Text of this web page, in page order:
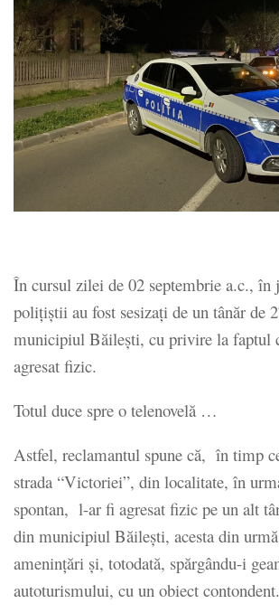
În cursul zilei de 02 septembrie a.c., în
poliţiştii au fost sesizaţi de un tânăr de
municipiul Băilești, cu privire la faptul
agresat fizic.
Totul duce spre o telenovelă …
Astfel, reclamantul spune că, în timp
strada “Victoriei”, din localitate, în
spontan, l-ar fi agresat fizic pe un alt
din municipiul Băilești, acesta din
amenințări și, totodată, spărgându-i
autoturismului, cu un obiect contondent.